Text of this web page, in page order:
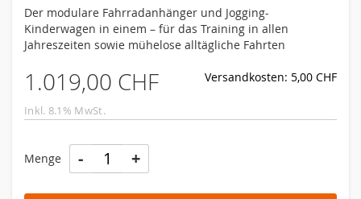
Der modulare Fahrradanhänger und Jogging-
Kinderwagen in einem – für das Training in allen
Jahreszeiten sowie mühelose alltägliche Fahrten
1.019,00 CHF Versandkosten: 5,00 CHF
Inkl. 8.1% MwSt.
Menge - +